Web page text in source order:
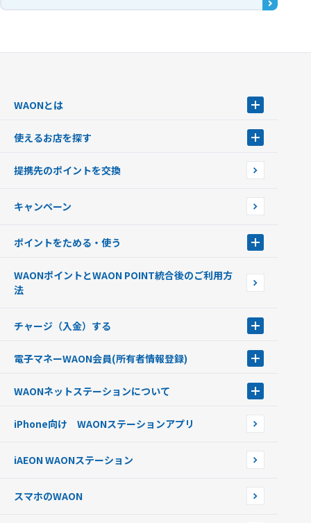
WAONとは
WAONを申込む
インターネット上でのお買い物について（ネット決済）
使えるお店を探す
店舗検索
イオン銀行ATM設置場所
提携先のポイントを交換
キャンペーン
ポイントをためる・使う
ポイントの有効期限について
WAONポイントとWAON POINT統合後のご利用方
法
チャージ（入金）する
現金でチャージする
銀行口座・ATMからチャージする
オートチャージ
ポイントからチャージする
チャージ上限金額の変更について
電子マネーWAON会員(所有者情報登録)
WAON POINTサービス会員登録に伴う個人データの共同利用のお知
WAONネットステーションについて
WAONネットステーションWAON端末について
iPhone向け WAONステーションアプリ
iAEON WAONステーション
スマホのWAON